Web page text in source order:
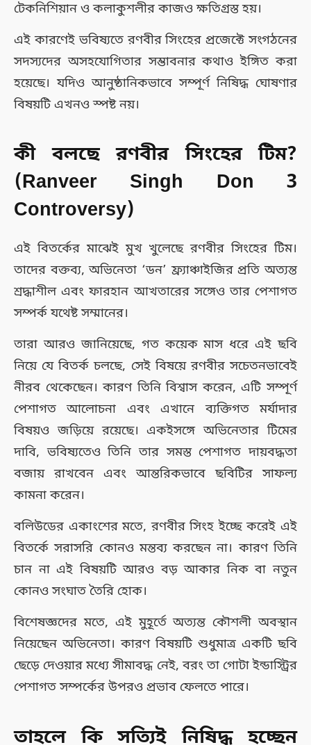
টেকনিশিয়ান ও কলাকুশলীর কাজও ক্ষতিগ্রস্ত হয়।
এই কারণেই ভবিষ্যতে রণবীর সিংহের প্রজেক্টে সংগঠনের
সদস্যদের অসহযোগিতার সম্ভাবনার কথাও ইঙ্গিত করা
হয়েছে। যদিও আনুষ্ঠানিকভাবে সম্পূর্ণ নিষিদ্ধ ঘোষণার
বিষয়টি এখনও স্পষ্ট নয়।
কী বলছে রণবীর সিংহের টিম?
(Ranveer Singh Don 3
Controversy)
এই বিতর্কের মাঝেই মুখ খুলেছে রণবীর সিংহের টিম।
তাদের বক্তব্য, অভিনেতা ‘ডন’ ফ্র্যাঞ্চাইজির প্রতি অত্যন্ত
শ্রদ্ধাশীল এবং ফারহান আখতারের সঙ্গেও তার পেশাগত
সম্পর্ক যথেষ্ট সম্মানের।
তারা আরও জানিয়েছে, গত কয়েক মাস ধরে এই ছবি
নিয়ে যে বিতর্ক চলছে, সেই বিষয়ে রণবীর সচেতনভাবেই
নীরব থেকেছেন। কারণ তিনি বিশ্বাস করেন, এটি সম্পূর্ণ
পেশাগত আলোচনা এবং এখানে ব্যক্তিগত মর্যাদার
বিষয়ও জড়িয়ে রয়েছে। একইসঙ্গে অভিনেতার টিমের
দাবি, ভবিষ্যতেও তিনি তার সমস্ত পেশাগত দায়বদ্ধতা
বজায় রাখবেন এবং আন্তরিকভাবে ছবিটির সাফল্য
কামনা করেন।
বলিউডের একাংশের মতে, রণবীর সিংহ ইচ্ছে করেই এই
বিতর্কে সরাসরি কোনও মন্তব্য করছেন না। কারণ তিনি
চান না এই বিষয়টি আরও বড় আকার নিক বা নতুন
কোনও সংঘাত তৈরি হোক।
বিশেষজ্ঞদের মতে, এই মুহূর্তে অত্যন্ত কৌশলী অবস্থান
নিয়েছেন অভিনেতা। কারণ বিষয়টি শুধুমাত্র একটি ছবি
ছেড়ে দেওয়ার মধ্যে সীমাবদ্ধ নেই, বরং তা গোটা ইন্ডাস্ট্রির
পেশাগত সম্পর্কের উপরও প্রভাব ফেলতে পারে।
তাহলে কি সত্যিই নিষিদ্ধ হচ্ছেন